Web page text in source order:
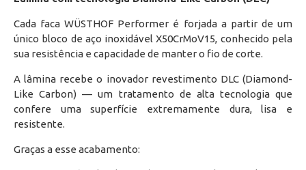
Cada faca WÜSTHOF Performer é forjada a partir de um
único bloco de aço inoxidável X50CrMoV15, conhecido pela
sua resistência e capacidade de manter o fio de corte.
A lâmina recebe o inovador revestimento DLC (Diamond-
Like Carbon) — um tratamento de alta tecnologia que
confere uma superfície extremamente dura, lisa e
resistente.
Graças a esse acabamento: